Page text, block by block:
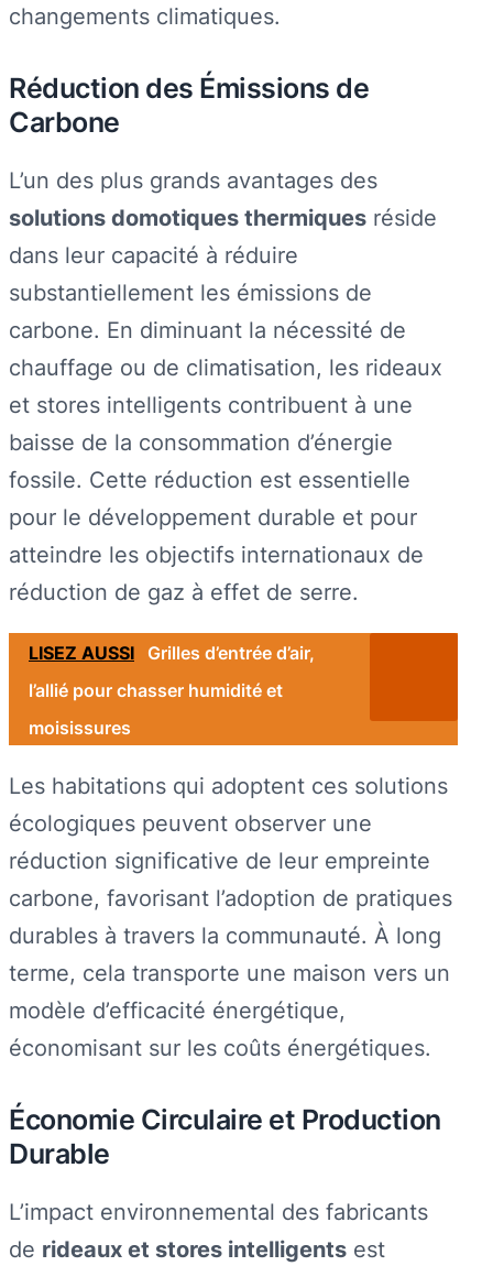
changements climatiques.
Réduction des Émissions de
Carbone
L’un des plus grands avantages des
solutions domotiques thermiques réside
dans leur capacité à réduire
substantiellement les émissions de
carbone. En diminuant la nécessité de
chauffage ou de climatisation, les rideaux
et stores intelligents contribuent à une
baisse de la consommation d’énergie
fossile. Cette réduction est essentielle
pour le développement durable et pour
atteindre les objectifs internationaux de
réduction de gaz à effet de serre.
LISEZ AUSSI
Grilles d’entrée d’air,
l’allié pour chasser humidité et
moisissures
Les habitations qui adoptent ces solutions
écologiques peuvent observer une
réduction significative de leur empreinte
carbone, favorisant l’adoption de pratiques
durables à travers la communauté. À long
terme, cela transporte une maison vers un
modèle d’efficacité énergétique,
économisant sur les coûts énergétiques.
Économie Circulaire et Production
Durable
L’impact environnemental des fabricants
de rideaux et stores intelligents est